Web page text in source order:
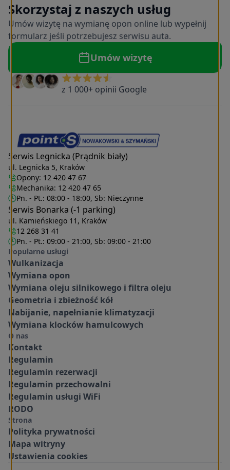
Skorzystaj z naszych usług
Umów wizytę na wymianę opon online lub wypełnij
formularz jeśli potrzebujesz serwisu auta.
z 1 000+ opinii Google
Umów wizytę
Serwis Legnicka (Prądnik biały)
ul. Legnicka 5, Kraków
Opony: 12 420 47 67
Mechanika: 12 420 47 65
Pn. - Pt.: 08:00 - 18:00, Sb: Nieczynne
Serwis Bonarka (-1 parking)
ul. Kamieńskiego 11, Kraków
12 268 31 41
Pn. - Pt.: 09:00 - 21:00, Sb: 09:00 - 21:00
Popularne usługi
Wulkanizacja
Wymiana opon
Wymiana oleju silnikowego i filtra oleju
Geometria i zbieżność kół
Nabijanie, napełnianie klimatyzacji
Wymiana klocków hamulcowych
O nas
Kontakt
Regulamin
Regulamin rezerwacji
Regulamin przechowalni
Regulamin usługi WiFi
RODO
Strona
Polityka prywatności
Mapa witryny
Ustawienia cookies